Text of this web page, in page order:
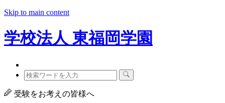
Skip to main content
学校法人 東福岡学園
受験をお考えの皆様へ